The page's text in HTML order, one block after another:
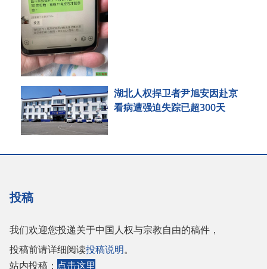
湖北人权捍卫者尹旭安因赴京
看病遭强迫失踪已超300天
投稿
我们欢迎您投递关于中国人权与宗教自由的稿件，
投稿前请详细阅读投稿说明。
站内投稿： 点击这里